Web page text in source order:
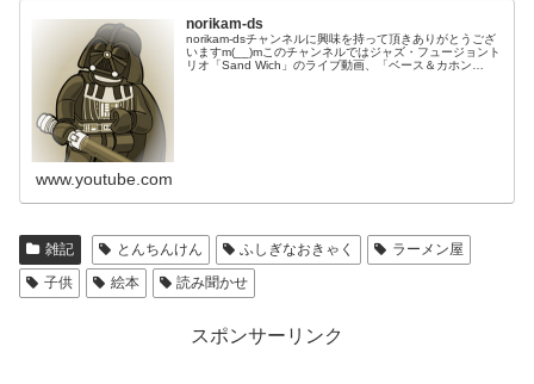
norikam-ds
norikam-dsチャンネルに興味を持って頂きありがとうござ
いますm(__)mこのチャンネルではジャズ・フュージョント
リオ「Sand Wich」のライブ動画、「ベース＆カホン
www.youtube.com
雑記 とんちんけん ふしぎなおきゃく
ラーメン屋
子供
絵本 読み聞かせ
スポンサーリンク